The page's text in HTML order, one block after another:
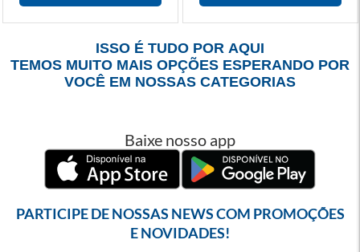
ISSO É TUDO POR AQUI
TEMOS MUITO MAIS OPÇÕES ESPERANDO POR
VOCÊ EM NOSSAS CATEGORIAS
Baixe nosso app
PARTICIPE DE NOSSAS NEWS COM PROMOÇÕES
E NOVIDADES!